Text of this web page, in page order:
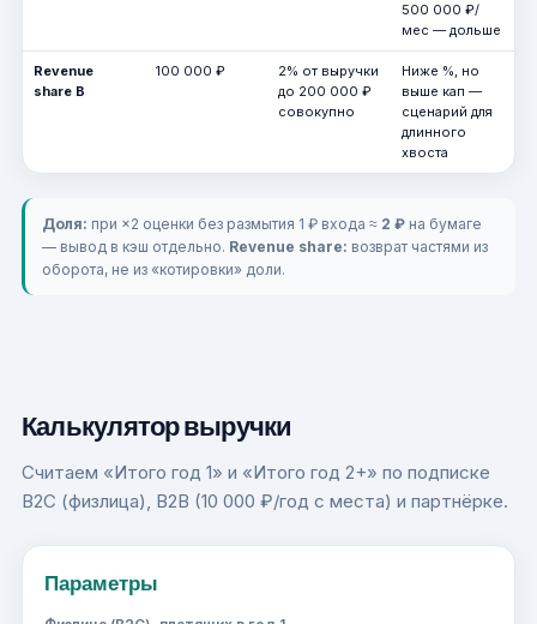
500 000 ₽/
мес — дольше
Revenue
share B
100 000 ₽
2% от выручки
до 200 000 ₽
совокупно
Ниже %, но
выше кап —
сценарий для
длинного
хвоста
Доля: при ×2 оценки без размытия 1 ₽ входа ≈ 2 ₽на бумаге
— вывод в кэш отдельно. Revenue share: возврат частями из
оборота, не из «котировки» доли.
Калькулятор выручки
Считаем «Итого год 1» и «Итого год 2+» по подписке
B2C (физлица), B2B (10 000 ₽/год с места) и партнёрке.
Параметры